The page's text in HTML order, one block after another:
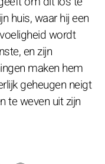
huis, waar hij een
wordt
en zijn
maken hem
geheugen neigt
te weven uit zijn